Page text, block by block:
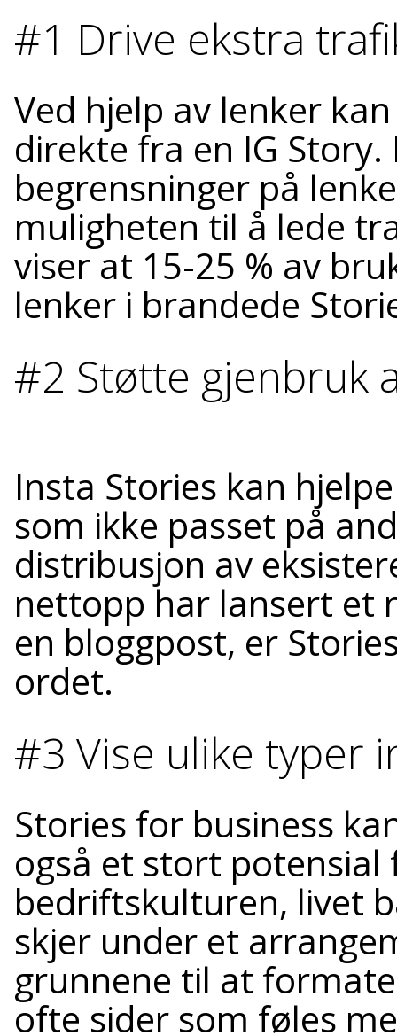
#1 Drive ekstra
Ved hjelp av lenker
direkte fra en IG
begrensninger på
muligheten til å lede
viser at 15-25 % av
lenker i brandede
#2 Støtte gjenbruk
Insta Stories kan
som ikke passet på
distribusjon av
nettopp har lansert et
en bloggpost, er
ordet.
#3 Vise ulike typer
Stories for business
også et stort
bedriftskulturen, livet
skjer under et
grunnene til at
ofte sider som føles